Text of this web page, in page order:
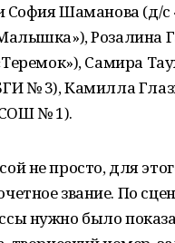
София Шаманова (д/
Розалина
Самира
№ 3), Камилла
№ 1).
не просто, для
звание. По
нужно было